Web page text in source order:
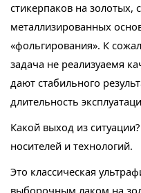
стикерпаков на золотых,
металлизированных
«фольгирования». К
задача не реализуаемя
дают стабильного
длительность
Какой выход из
носителей и технологий.
Это классическая
выборочным лаком на